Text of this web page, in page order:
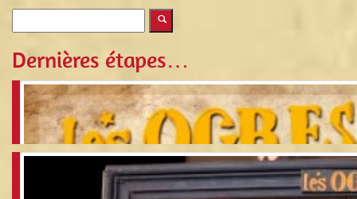
Dernières étapes…
Le Chez Eux des Ogres